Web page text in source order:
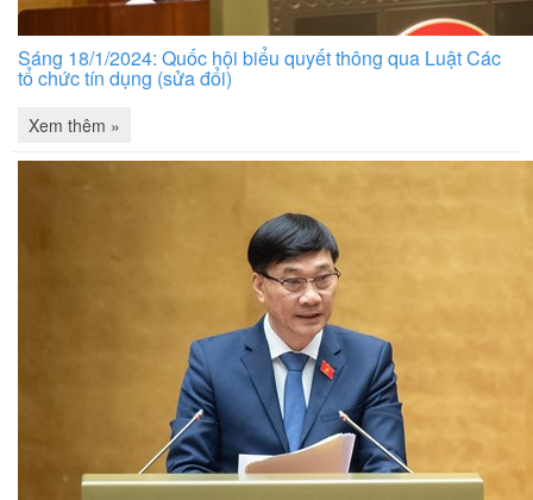
Sáng 18/1/2024: Quốc hội biểu quyết thông qua Luật Các
tổ chức tín dụng (sửa đổi)
Xem thêm »